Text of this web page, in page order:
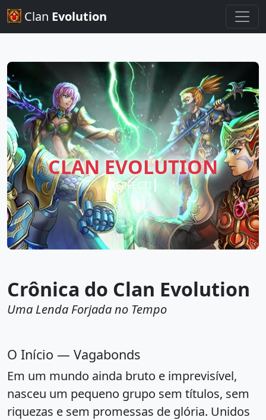
Clan Evolution
CLAN EVOLUTION
Crônica do Clan Evolution
Uma Lenda Forjada no Tempo
O Início — Vagabonds
Em um mundo ainda bruto e imprevisível,
nasceu um pequeno grupo sem títulos, sem
riquezas e sem promessas de glória. Unidos